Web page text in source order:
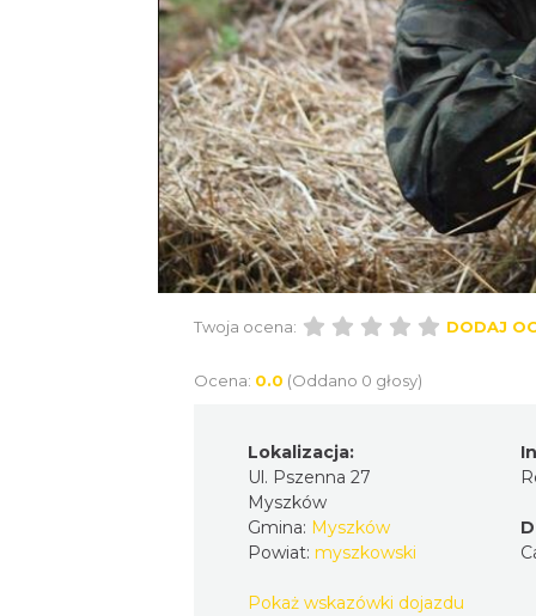
Twoja ocena: DODAJ
Ocena: 0.0 (Oddano 0 głosy)
Lokalizacja:
Ul. Pszenna 27
Myszków
Gmina: Myszków
Powiat: myszkowski
Pokaż wskazówki dojazdu